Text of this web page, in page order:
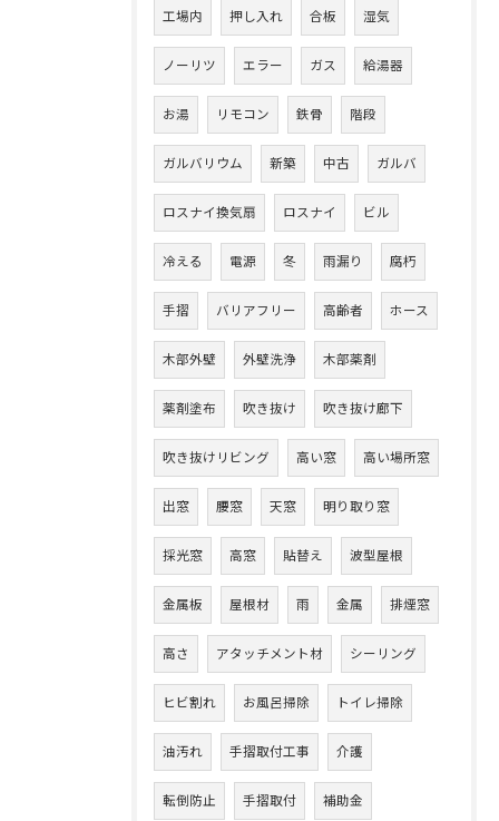
工場内 押し入れ 合板 湿気
ノーリツ エラー ガス 給湯器
お湯 リモコン 鉄骨 階段
ガルバリウム 新築 中古 ガルバ
ロスナイ換気扇 ロスナイ ビル
冷える 電源 冬 雨漏り 腐朽
手摺 バリアフリー 高齢者 ホース
木部外壁 外壁洗浄 木部薬剤
薬剤塗布 吹き抜け 吹き抜け廊下
吹き抜けリビング 高い窓 高い場所窓
出窓 腰窓 天窓 明り取り窓
採光窓 高窓 貼替え 波型屋根
金属板 屋根材 雨 金属 排煙窓
高さ アタッチメント材 シーリング
ヒビ割れ お風呂掃除 トイレ掃除
油汚れ 手摺取付工事 介護
転倒防止 手摺取付 補助金